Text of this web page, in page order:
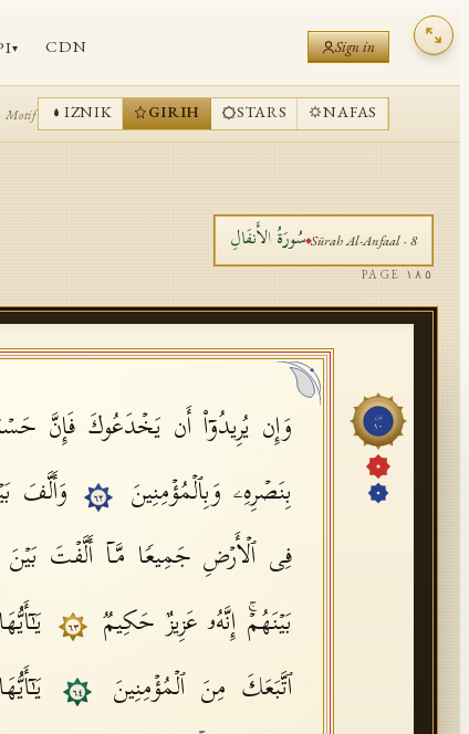
▾ CDN Sign in
Motif IZNIK GIRIH STARS NAFAS
سُورَةُالأَنفَالِ SūrahAl-Anfaal· 8
PAGE ١٨٥
جُزْء
١٠
وَإِن یُرِیدُوۤا۟ أَن یَخۡدَعُوكَ فَإِنَّ
بِنَصۡرِهِۦ وَبِٱلۡمُؤۡمِنِینَ
٦٢
وَأَلَّفَ
فِی ٱلۡأَرۡضِ جَمِیعࣰا مَّاۤ أَلَّفۡتَ بَیۡنَ
بَیۡنَهُمۡۚ إِنَّهُۥ عَزِیزٌ حَكِیمࣱ
٦٣
ٱتَّبَعَكَ مِنَ ٱلۡمُؤۡمِنِینَ
٦٤